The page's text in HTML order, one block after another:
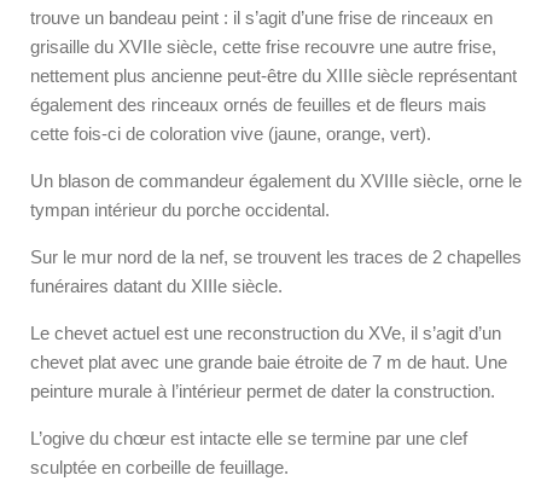
trouve un bandeau peint : il s’agit d’une frise de rinceaux en
grisaille du XVIIe siècle, cette frise recouvre une autre frise,
nettement plus ancienne peut-être du XIIIe siècle représentant
également des rinceaux ornés de feuilles et de fleurs mais
cette fois-ci de coloration vive (jaune, orange, vert).
Un blason de commandeur également du XVIIIe siècle, orne le
tympan intérieur du porche occidental.
Sur le mur nord de la nef, se trouvent les traces de 2 chapelles
funéraires datant du XIIIe siècle.
Le chevet actuel est une reconstruction du XVe, il s’agit d’un
chevet plat avec une grande baie étroite de 7 m de haut. Une
peinture murale à l’intérieur permet de dater la construction.
L’ogive du chœur est intacte elle se termine par une clef
sculptée en corbeille de feuillage.